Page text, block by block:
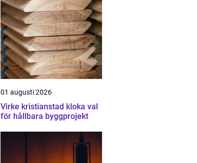
01 augusti 2026
Virke kristianstad kloka val
för hållbara byggprojekt